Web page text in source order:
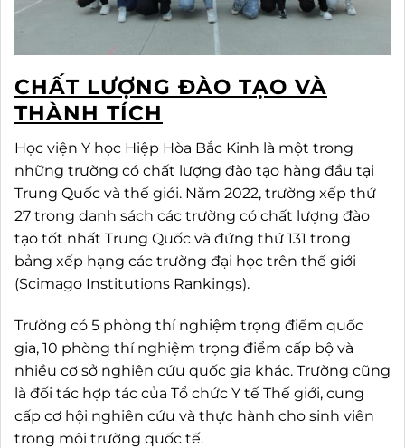
CHẤT LƯỢNG ĐÀO TẠO VÀ
THÀNH TÍCH
Học viện Y học Hiệp Hòa Bắc Kinh là một trong
những trường có chất lượng đào tạo hàng đầu tại
Trung Quốc và thế giới. Năm 2022, trường xếp thứ
27 trong danh sách các trường có chất lượng đào
tạo tốt nhất Trung Quốc và đứng thứ 131 trong
bảng xếp hạng các trường đại học trên thế giới
(Scimago Institutions Rankings).
Trường có 5 phòng thí nghiệm trọng điểm quốc
gia, 10 phòng thí nghiệm trọng điểm cấp bộ và
nhiều cơ sở nghiên cứu quốc gia khác. Trường cũng
là đối tác hợp tác của Tổ chức Y tế Thế giới, cung
cấp cơ hội nghiên cứu và thực hành cho sinh viên
trong môi trường quốc tế.